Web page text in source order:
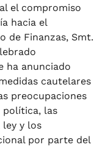
el compromiso
hacia el
de Finanzas, Smt.
ha anunciado
cautelares
preocupaciones
política, las
y los
por parte del